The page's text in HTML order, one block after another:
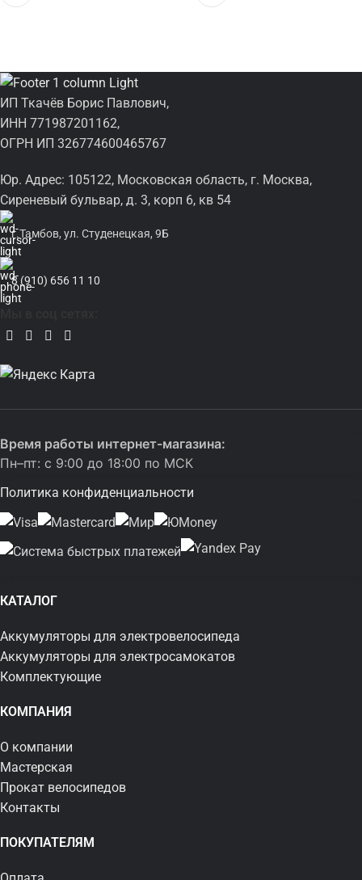
ИП Ткачёв Борис Павлович,
ИНН 771987201162,
ОГРН ИП 326774600465767
Юр. Адрес: 105122, Московская область, г. Москва,
Сиреневый бульвар, д. 3, корп 6, кв 54
г.Тамбов, ул. Студенецкая, 9Б
8 (910) 656 11 10
Время работы интернет-магазина:
Пн–пт: с 9:00 до 18:00 по МСК
Политика конфиденциальности
КАТАЛОГ
Аккумуляторы для электровелосипеда
Аккумуляторы для электросамокатов
Комплектующие
КОМПАНИЯ
О компании
Мастерская
Прокат велосипедов
Контакты
ПОКУПАТЕЛЯМ